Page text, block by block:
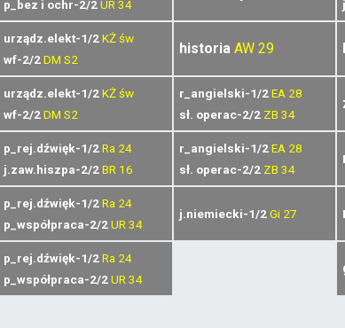
p_bez i ochr-2/2UR 34
urządz.elekt-1/2KŻśw
wf-2/2DM S2
historia AW 29
urządz.elekt-1/2KŻśw
wf-2/2DM S2
r_angielski-1/2EA 28
sł. operac-2/2 ZB 34
p_rej.dźwięk-1/2Ra 24
j.zaw.hiszpa-2/2BR 16
r_angielski-1/2EA 28
sł. operac-2/2 ZB 34
p_rej.dźwięk-1/2Ra 24
p_współpraca-2/2UR 34
j.niemiecki-1/2Gi 27
p_rej.dźwięk-1/2Ra 24
p_współpraca-2/2UR 34